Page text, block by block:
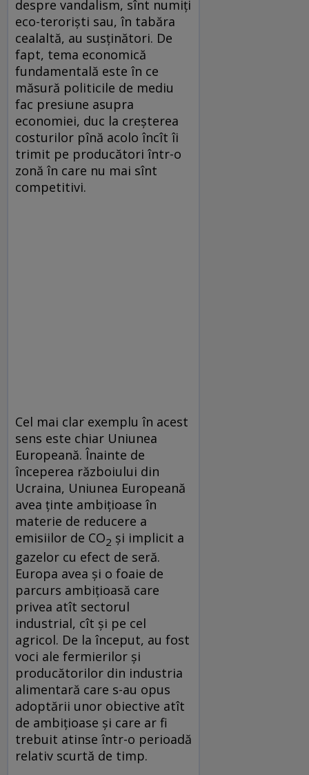
despre vandalism, sînt numiți
eco-teroriști sau, în tabăra
cealaltă, au susținători. De
fapt, tema economică
fundamentală este în ce
măsură politicile de mediu
fac presiune asupra
economiei, duc la creșterea
costurilor pînă acolo încît îi
trimit pe producători într-o
zonă în care nu mai sînt
competitivi.
Cel mai clar exemplu în acest
sens este chiar Uniunea
Europeană. Înainte de
începerea războiului din
Ucraina, Uniunea Europeană
avea ținte ambițioase în
materie de reducere a
emisiilor de CO2 și implicit a
gazelor cu efect de seră.
Europa avea și o foaie de
parcurs ambițioasă care
privea atît sectorul
industrial, cît și pe cel
agricol. De la început, au fost
voci ale fermierilor și
producătorilor din industria
alimentară care s-au opus
adoptării unor obiective atît
de ambițioase și care ar fi
trebuit atinse într-o perioadă
relativ scurtă de timp.